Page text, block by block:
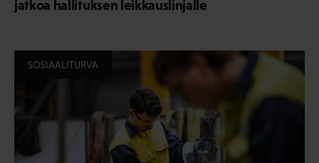
jatkoa hallituksen leikkauslinjalle
SOSIAALITURVA